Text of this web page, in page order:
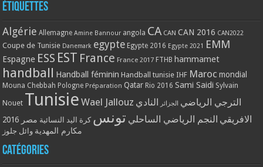
Étiquettes
Algérie Allemagne Amine Bannour angola CA CAN CAN 2016 CAN2022
Coupe de Tunisie Danemark egypte Egypte 2016 Egypte 2021 EMM
Espagne ESS EST France France 2017 FTHB hammamet
handball Handball féminin Handball tunisie IHF Maroc mondial
Mouna Chebbah Pologne Préparation Qatar Rio 2016 Sami Saidi Sylvain
Nouet Tunisie Wael Jallouz الترجي الرياضي الجزائر النادي
الافريقي النجم الرياضي الساحلي تونس كرة اليد النسائية مصر 2016
مكارم المهدية وائل جلوز
Catégories